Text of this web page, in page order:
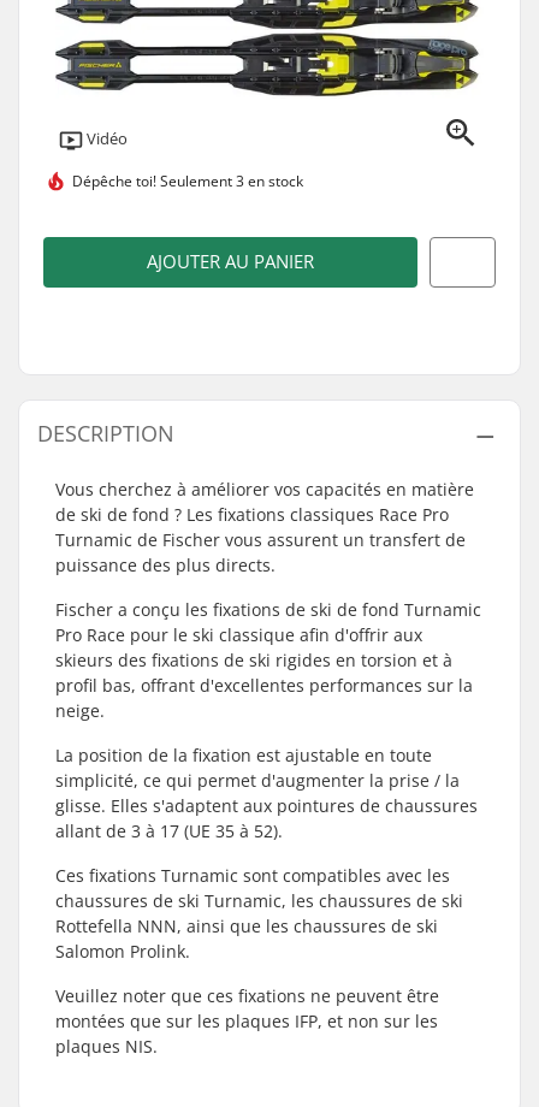
Vidéo
Dépêche toi!Seulement 3 en stock
AJOUTER AU PANIER
DESCRIPTION
Vous cherchez à améliorer vos capacités en matière
de ski de fond ? Les fixations classiques Race Pro
Turnamic de Fischer vous assurent un transfert de
puissance des plus directs.
Fischer a conçu les fixations de ski de fond Turnamic
Pro Race pour le ski classique afin d'offrir aux
skieurs des fixations de ski rigides en torsion et à
profil bas, offrant d'excellentes performances sur la
neige.
La position de la fixation est ajustable en toute
simplicité, ce qui permet d'augmenter la prise / la
glisse. Elles s'adaptent aux pointures de chaussures
allant de 3 à 17 (UE 35 à 52).
Ces fixations Turnamic sont compatibles avec les
chaussures de ski Turnamic, les chaussures de ski
Rottefella NNN, ainsi que les chaussures de ski
Salomon Prolink.
Veuillez noter que ces fixations ne peuvent être
montées que sur les plaques IFP, et non sur les
plaques NIS.